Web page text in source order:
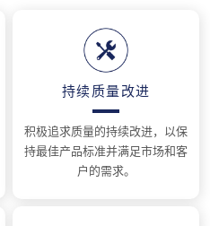
持续质量改进
积极追求质量的持续改进，以保
持最佳产品标准并满足市场和客
户的需求。